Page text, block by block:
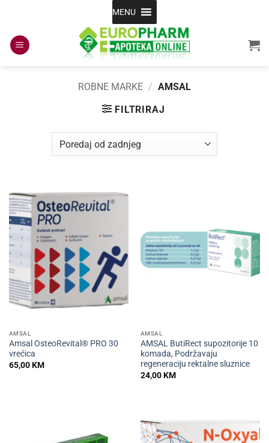
content
MENU
ROBNE MARKE / AMSAL
FILTRIRAJ
AMSAL
Amsal OsteoRevital® PRO 30
vrećica
65,00KM
AMSAL
AMSAL ButiRect supozitorije 10
komada, Podržavaju
regeneraciju rektalne sluznice
24,00KM